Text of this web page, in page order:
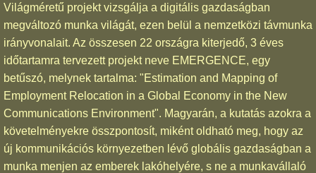
Világméretű projekt vizsgálja a digitális gazdaságban
megváltozó munka világát, ezen belül a nemzetközi távmunka
irányvonalait. Az összesen 22 országra kiterjedő, 3 éves
időtartamra tervezett projekt neve EMERGENCE, egy
betűszó, melynek tartalma: "Estimation and Mapping of
Employment Relocation in a Global Economy in the New
Communications Environment". Magyarán, a kutatás azokra a
követelményekre összpontosít, miként oldható meg, hogy az
új kommunikációs környezetben lévő globális gazdaságban a
munka menjen az emberek lakóhelyére, s ne a munkavállaló